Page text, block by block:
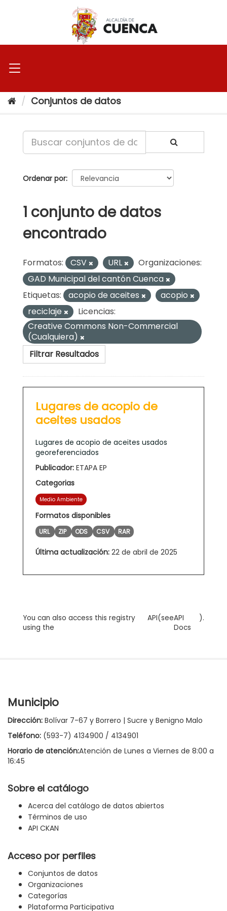
Conjuntos de datos
Ordenar por
1 conjunto de datos
encontrado
Formatos: CSV URL
Organizaciones:
GAD Municipal del cantón Cuenca
Etiquetas:
acopio de aceites
acopio
reciclaje
Licencias:
Creative Commons Non-Commercial
(Cualquiera)
Filtrar Resultados
Lugares de acopio de
aceites usados
Lugares de acopio de aceites usados
georeferenciados
Publicador: ETAPA EP
Categorias
Medio Ambiente
Formatos disponibles
URL ZIP ODS CSV RAR
Última actualización: 22 de abril de 2025
You can also access this registry
using the
API(seeAPI
Docs
).
Municipio
Dirección: Bolívar 7-67 y Borrero | Sucre y Benigno Malo
Teléfono: (593-7) 4134900 / 4134901
Horario de atención:Atención de Lunes a Viernes de 8:00 a
16:45
Sobre el catálogo
Acerca del catálogo de datos abiertos
Términos de uso
API CKAN
Acceso por perfiles
Conjuntos de datos
Organizaciones
Categorías
Plataforma Participativa